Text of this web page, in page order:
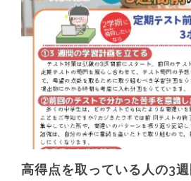
高得点を取っている人の3